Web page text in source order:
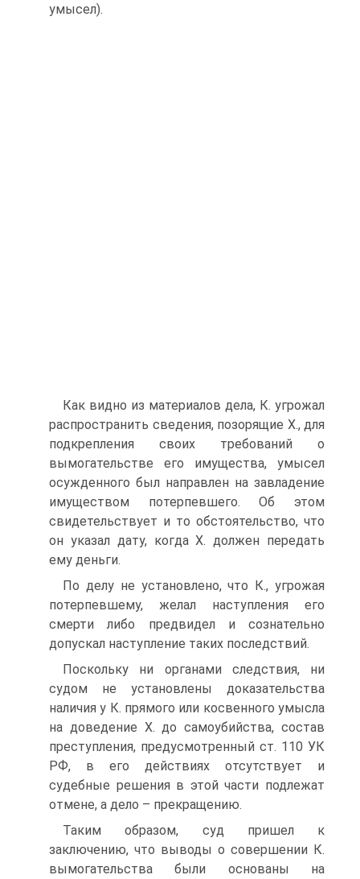
умысел).
Как видно из материалов дела, К. угрожал
распространить сведения, позорящие Х., для
подкрепления своих требований о
вымогательстве его имущества, умысел
осужденного был направлен на завладение
имуществом потерпевшего. Об этом
свидетельствует и то обстоятельство, что
он указал дату, когда Х. должен передать
ему деньги.
По делу не установлено, что К., угрожая
потерпевшему, желал наступления его
смерти либо предвидел и сознательно
допускал наступление таких последствий.
Поскольку ни органами следствия, ни
судом не установлены доказательства
наличия у К. прямого или косвенного умысла
на доведение Х. до самоубийства, состав
преступления, предусмотренный ст. 110 УК
РФ, в его действиях отсутствует и
судебные решения в этой части подлежат
отмене, а дело – прекращению.
Таким образом, суд пришел к
заключению, что выводы о совершении К.
вымогательства были основаны на